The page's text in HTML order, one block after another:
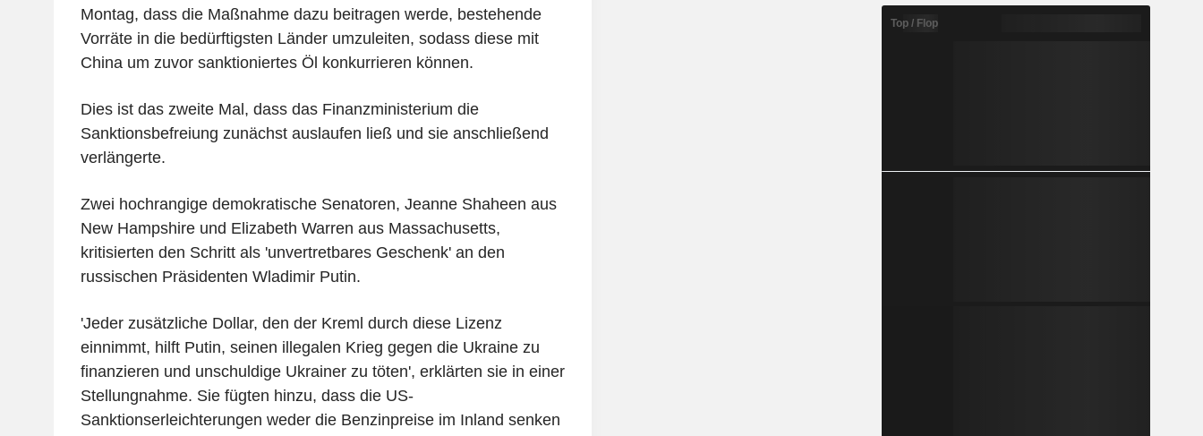
Montag, dass die Maßnahme dazu beitragen werde, bestehende
Vorräte in die bedürftigsten Länder umzuleiten, sodass diese mit
China um zuvor sanktioniertes Öl konkurrieren können.
Dies ist das zweite Mal, dass das Finanzministerium die
Sanktionsbefreiung zunächst auslaufen ließ und sie anschließend
verlängerte.
Zwei hochrangige demokratische Senatoren, Jeanne Shaheen aus
New Hampshire und Elizabeth Warren aus Massachusetts,
kritisierten den Schritt als 'unvertretbares Geschenk' an den
russischen Präsidenten Wladimir Putin.
'Jeder zusätzliche Dollar, den der Kreml durch diese Lizenz
einnimmt, hilft Putin, seinen illegalen Krieg gegen die Ukraine zu
finanzieren und unschuldige Ukrainer zu töten', erklärten sie in einer
Stellungnahme. Sie fügten hinzu, dass die US-
Sanktionserleichterungen weder die Benzinpreise im Inland senken
Top / Flop